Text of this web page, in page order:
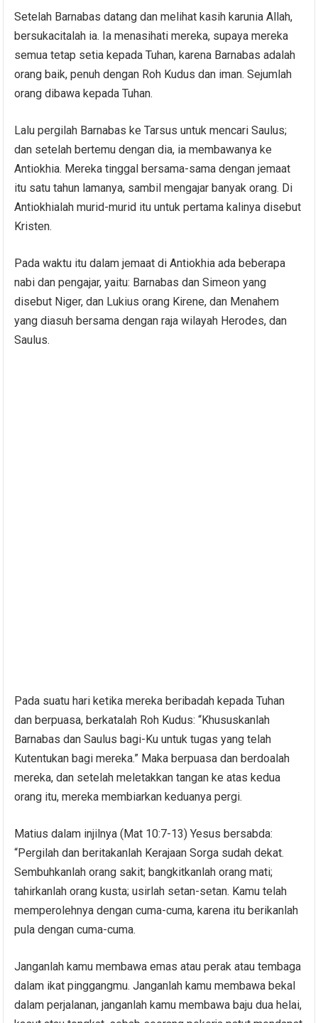
Setelah Barnabas datang dan melihat kasih karunia Allah,
bersukacitalah ia. Ia menasihati mereka, supaya mereka
semua tetap setia kepada Tuhan, karena Barnabas adalah
orang baik, penuh dengan Roh Kudus dan iman. Sejumlah
orang dibawa kepada Tuhan.
Lalu pergilah Barnabas ke Tarsus untuk mencari Saulus;
dan setelah bertemu dengan dia, ia membawanya ke
Antiokhia. Mereka tinggal bersama-sama dengan jemaat
itu satu tahun lamanya, sambil mengajar banyak orang. Di
Antiokhialah murid-murid itu untuk pertama kalinya disebut
Kristen.
Pada waktu itu dalam jemaat di Antiokhia ada beberapa
nabi dan pengajar, yaitu: Barnabas dan Simeon yang
disebut Niger, dan Lukius orang Kirene, dan Menahem
yang diasuh bersama dengan raja wilayah Herodes, dan
Saulus.
Pada suatu hari ketika mereka beribadah kepada Tuhan
dan berpuasa, berkatalah Roh Kudus: “Khususkanlah
Barnabas dan Saulus bagi-Ku untuk tugas yang telah
Kutentukan bagi mereka.” Maka berpuasa dan berdoalah
mereka, dan setelah meletakkan tangan ke atas kedua
orang itu, mereka membiarkan keduanya pergi.
Matius dalam injilnya (Mat 10:7-13) Yesus bersabda:
“Pergilah dan beritakanlah Kerajaan Sorga sudah dekat.
Sembuhkanlah orang sakit; bangkitkanlah orang mati;
tahirkanlah orang kusta; usirlah setan-setan. Kamu telah
memperolehnya dengan cuma-cuma, karena itu berikanlah
pula dengan cuma-cuma.
Janganlah kamu membawa emas atau perak atau tembaga
dalam ikat pinggangmu. Janganlah kamu membawa bekal
dalam perjalanan, janganlah kamu membawa baju dua helai,